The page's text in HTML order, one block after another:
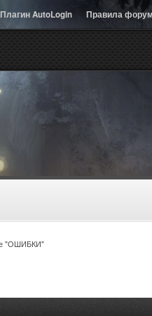
Плагин AutoLogin Правила
"ОШИБКИ"